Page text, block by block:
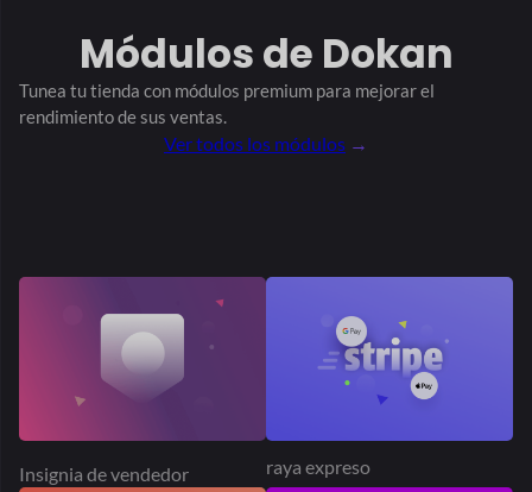
Módulosde Dokan
Tunea tu tienda con módulos premium
para mejorar el
rendimiento de sus ventas.
Ver todos los módulos
Insignia de vendedor